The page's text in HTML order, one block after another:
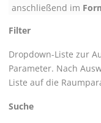
anschließend im
Filter
Dropdown-Liste zur
Parameter. Nach
Liste auf die
Suche